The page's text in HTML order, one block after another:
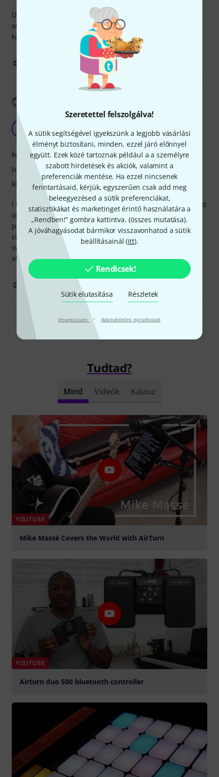
Szeretettel felszolgálva!
A sütik segítségével igyekszünk a legjobb vásárlási
élményt biztosítani, minden, ezzel járó előnnyel
együtt. Ezek közé tartoznak például a a személyre
szabott hirdetések és akciók, valamint a
preferenciák mentése. Ha ezzel nincsenek
fenntartásaid, kérjük, egyszerűen csak add meg
beleegyezésed a sütik preferenciákat,
statisztikákat és marketinget érintő használatára a
„Rendben!” gombra kattintva. (összes mutatása).
A jóváhagyásodat bármikor visszavonhatod a sütik
beállításainál (itt).
Rendicsek!
Sütik elutasítása Részletek
Impresszum · Adatvédelmi nyilatkozat
Deze pedaal verbindt razendsnel en reageert beduidend
sneller dan zijn voorganger. Ik zou hem meteen opnieuw
kopen!
JELENTEM!
R Works very well with little hassle
RichP 06.04.2026
I used to have the older AirTurn PedPro (the cream coloured
one) which was lovely and slim but the switches weren't
positive enough to easily press without having to really
concentrate on pressing them. This is much nicer with the
switches working easily and quietly without having to think
about it. A much nicer device overall and not much bigger
kezelés
tulajdonsagok
kivitelezés
Összes értékelés olvasása
Tudtad?
Mind Videók Kalauz
YOUTUBE
Mike Massé Covers the World with AirTurn
YOUTUBE
Airturn duo 500 bluetooth controller